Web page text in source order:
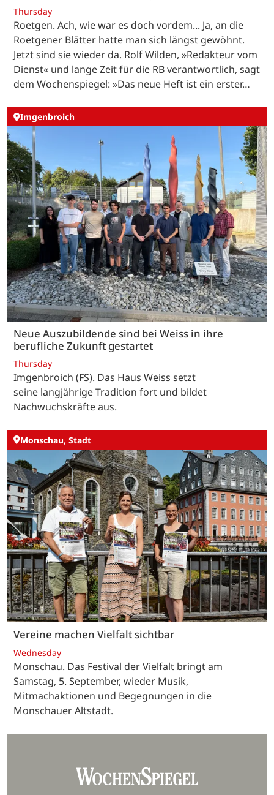
Thursday
Roetgen. Ach, wie war es doch vordem... Ja, an die
Roetgener Blätter hatte man sich längst gewöhnt.
Jetzt sind sie wieder da. Rolf Wilden, »Redakteur vom
Dienst« und lange Zeit für die RB verantwortlich, sagt
dem Wochenspiegel: »Das neue Heft ist ein erster…
Imgenbroich
Neue Auszubildende sind bei Weiss in ihre
berufliche Zukunft gestartet
Thursday
Imgenbroich (FS). Das Haus Weiss setzt
seine langjährige Tradition fort und bildet
Nachwuchskräfte aus.
Monschau, Stadt
Vereine machen Vielfalt sichtbar
Wednesday
Monschau. Das Festival der Vielfalt bringt am
Samstag, 5. September, wieder Musik,
Mitmachaktionen und Begegnungen in die
Monschauer Altstadt.